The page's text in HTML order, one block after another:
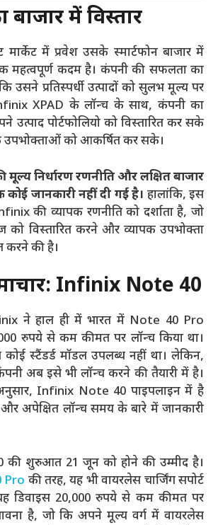
में विस्तार
में प्रवेश उसके स्मार्टफोन बाजार में
महत्वपूर्ण कदम है। कंपनी की सफलता का
उसने प्रतिस्पर्धी उत्पादों को सुलभ मूल्य पर
XPAD के लॉन्च के साथ, कंपनी का
उत्पाद पोर्टफोलियो को विस्तारित कर सके
को आकर्षित कर सके।
निर्धारण रणनीति और लक्षित बाजार
जानकारी नहीं दी गई है। हालांकि, इस
की व्यापक रणनीति को दर्शाता है, जो
को विस्तारित करने और व्यापक उपभोक्ता
करने की है।
Infinix Note 40
ने हाल ही में भारत में Note 40 Pro
रुपये से कम कीमत पर लॉन्च किया था।
स्टैंडर्ड मॉडल उपलब्ध नहीं था। लेकिन,
अब इसे भी लॉन्च करने की तैयारी में है।
Infinix Note 40 पाइपलाइन में है
अपेक्षित लॉन्च समय के बारे में जानकारी
शुरुआत 21 जून को होने की उम्मीद है।
Pro की तरह, यह भी वायरलेस चार्जिंग सपोर्ट
डिवाइस 20,000 रुपये से कम कीमत पर
है, जो कि अपने मूल्य वर्ग में वायरलेस